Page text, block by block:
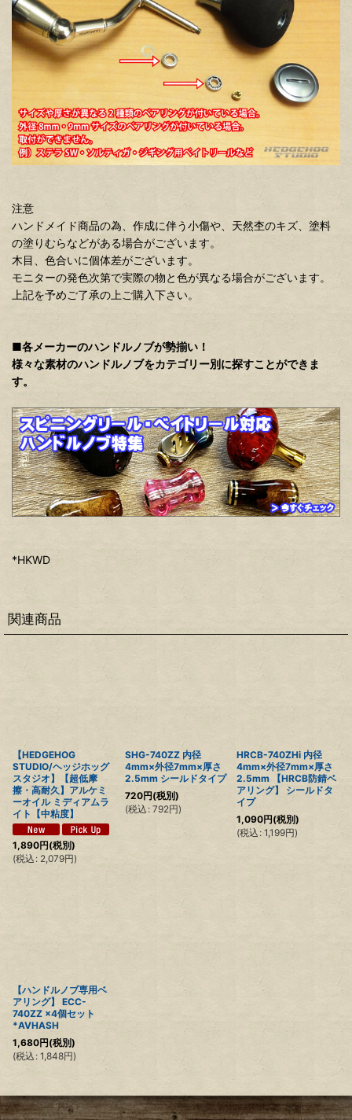
注意
ハンドメイド商品の為、作成に伴う小傷や、天然杢のキズ、塗料
の塗りむらなどがある場合がございます。
木目、色合いに個体差がございます。
モニターの発色次第で実際の物と色が異なる場合がございます。
上記を予めご了承の上ご購入下さい。
■各メーカーのハンドルノブが勢揃い！
様々な素材のハンドルノブをカテゴリー別に探すことができま
す。
*HKWD
関連商品
【HEDGEHOG
STUDIO/ヘッジホッグ
スタジオ】【超低摩
擦・高耐久】アルケミ
ーオイル ミディアムラ
イト【中粘度】
1,890円(税別)
(税込 : 2,079円)
SHG-740ZZ 内径
4mm×外径7mm×厚さ
2.5mm シールドタイプ
720円(税別)
(税込 : 792円)
HRCB-740ZHi 内径
4mm×外径7mm×厚さ
2.5mm 【HRCB防錆ベ
アリング】 シールドタ
イプ
1,090円(税別)
(税込 : 1,199円)
【ハンドルノブ専用ベ
アリング】 ECC-
740ZZ ×4個セット
*AVHASH
1,680円(税別)
(税込 : 1,848円)